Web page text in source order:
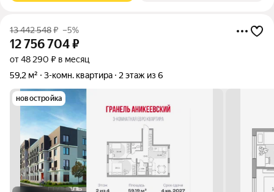
13 442 548₽ –5%
12 756 704₽
от 48 290 ₽ в месяц
59,2 м²
3-комн. квартира 2 этаж из 6
новостройка